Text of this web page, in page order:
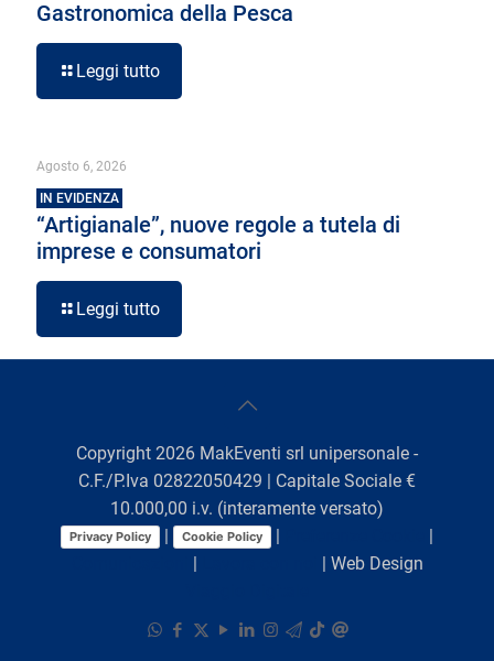
Gastronomica della Pesca
Leggi tutto
Agosto 6, 2026
IN EVIDENZA
“Artigianale”, nuove regole a tutela di
imprese e consumatori
Leggi tutto
Copyright 2026 MakEventi srl unipersonale -
C.F./P.Iva 02822050429 | Capitale Sociale €
10.000,00 i.v. (interamente versato)
Privacy Policy | Cookie Policy |
|
|
| Web Design